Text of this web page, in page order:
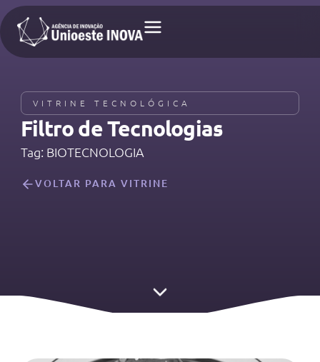
VITRINE TECNOLÓGICA
Filtro de Tecnologias​
Tag: BIOTECNOLOGIA
VOLTAR PARA VITRINE